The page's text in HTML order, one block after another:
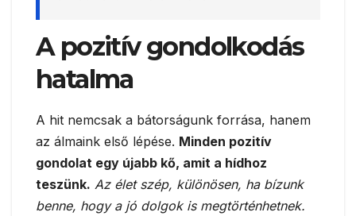
A pozitív gondolkodás
hatalma
A hit nemcsak a bátorságunk forrása, hanem
az álmaink első lépése. Minden pozitív
gondolat egy újabb kő, amit a hídhoz
teszünk. Az élet szép, különösen, ha bízunk
benne, hogy a jó dolgok is megtörténhetnek.